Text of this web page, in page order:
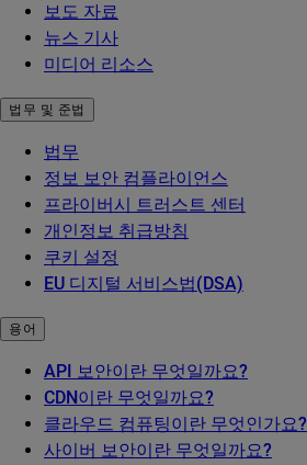
보도 자료
뉴스 기사
미디어 리소스
법무 및 준법
법무
정보 보안 컴플라이언스
프라이버시 트러스트 센터
개인정보 취급방침
쿠키 설정
EU 디지털 서비스법(DSA)
용어
API 보안이란 무엇일까요?
CDN이란 무엇일까요?
클라우드 컴퓨팅이란 무엇인가요?
사이버 보안이란 무엇일까요?